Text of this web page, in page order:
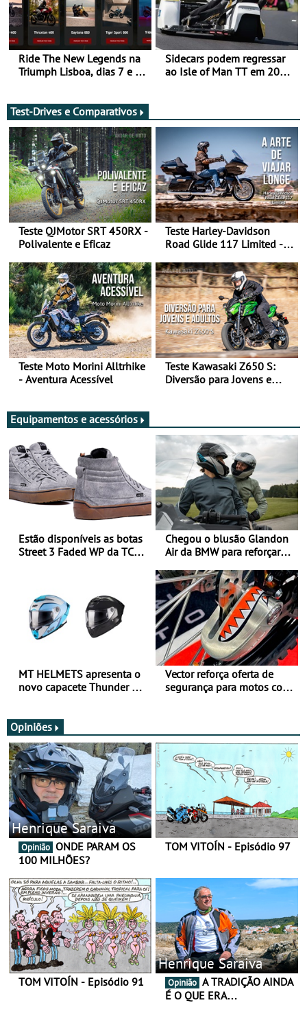
Ride The New Legends na
Triumph Lisboa, dias 7 e 8
Sidecars podem regressar
ao Isle of Man TT em 2027
Test-Drives e Comparativos
Teste QJMotor SRT 450RX -
Polivalente e Eficaz
Teste Harley-Davidson
Road Glide 117 Limited - A
Teste Moto Morini Alltrhike
- Aventura Acessível
Teste Kawasaki Z650 S:
Diversão para Jovens e
Equipamentos e acessórios
Estão disponíveis as botas
Street 3 Faded WP da TCX
Chegou o blusão Glandon
Air da BMW para reforçar
verão
MT HELMETS apresenta o
novo capacete Thunder 4 R
Vector reforça oferta de
segurança para motos com
Opiniões
Henrique Saraiva
Opinião
100 MILHÕES?
TOM VITOÍN - Episódio 97
TOM VITOÍN - Episódio 91
Henrique Saraiva
Opinião
É O QUE ERA…